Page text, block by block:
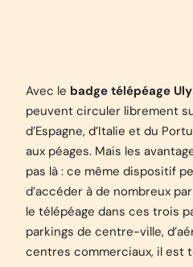
Avec le badge télépéage Uly
peuvent circuler librement
d’Espagne, d’Italie et du
aux péages. Mais les
pas là : ce même dispositif
d’accéder à de nombreux
le télépéage dans ces trois
parkings de centre-ville,
centres commerciaux, il est